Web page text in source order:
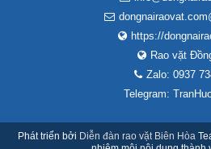
https://
Rao vặt
Zalo: 0937
Telegram:
Phát triển bởi Diễn đàn rao vặt Biên Hòa